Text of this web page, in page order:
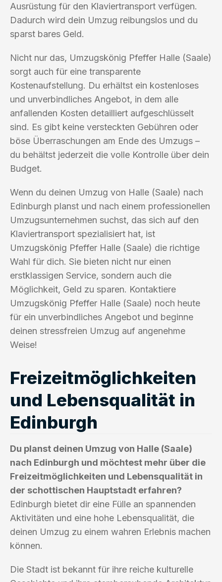
Ausrüstung für den Klaviertransport verfügen.
Dadurch wird dein Umzug reibungslos und du
sparst bares Geld.
Nicht nur das, Umzugskönig Pfeffer Halle (Saale)
sorgt auch für eine transparente
Kostenaufstellung. Du erhältst ein kostenloses
und unverbindliches Angebot, in dem alle
anfallenden Kosten detailliert aufgeschlüsselt
sind. Es gibt keine versteckten Gebühren oder
böse Überraschungen am Ende des Umzugs –
du behältst jederzeit die volle Kontrolle über dein
Budget.
Wenn du deinen Umzug von Halle (Saale) nach
Edinburgh planst und nach einem professionellen
Umzugsunternehmen suchst, das sich auf den
Klaviertransport spezialisiert hat, ist
Umzugskönig Pfeffer Halle (Saale) die richtige
Wahl für dich. Sie bieten nicht nur einen
erstklassigen Service, sondern auch die
Möglichkeit, Geld zu sparen. Kontaktiere
Umzugskönig Pfeffer Halle (Saale) noch heute
für ein unverbindliches Angebot und beginne
deinen stressfreien Umzug auf angenehme
Weise!
Freizeitmöglichkeiten
und Lebensqualität in
Edinburgh
Du planst deinen Umzug von Halle (Saale)
nach Edinburgh und möchtest mehr über die
Freizeitmöglichkeiten und Lebensqualität in
der schottischen Hauptstadt erfahren?
Edinburgh bietet dir eine Fülle an spannenden
Aktivitäten und eine hohe Lebensqualität, die
deinen Umzug zu einem wahren Erlebnis machen
können.
Die Stadt ist bekannt für ihre reiche kulturelle